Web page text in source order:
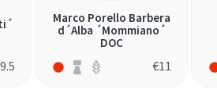
9.5
Marco Porello Barbera
d´Alba ´Mommiano´
DOC
€11